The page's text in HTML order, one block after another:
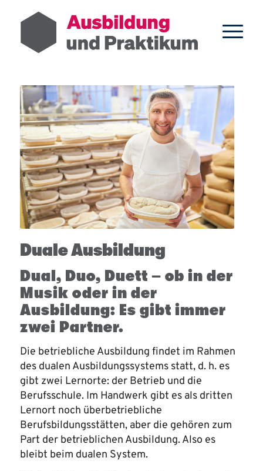
Duale Ausbildung
Dual, Duo, Duett – ob in der
Musik oder in der
Ausbildung: Es gibt immer
zwei Partner.
Die betriebliche Ausbildung findet im Rahmen
des dualen Ausbildungssystems statt, d. h. es
gibt zwei Lernorte: der Betrieb und die
Berufsschule. Im Handwerk gibt es als dritten
Lernort noch überbetriebliche
Berufsbildungsstätten, aber die gehören zum
Part der betrieblichen Ausbildung. Also es
bleibt beim dualen System.